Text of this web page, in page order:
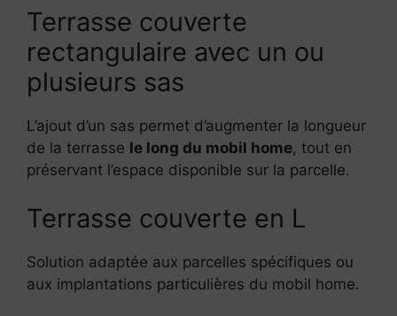
Terrasse couverte
rectangulaire avec un ou
plusieurs sas
L’ajout d’un sas permet d’augmenter la longueur
de la terrasse le long du mobil home, tout en
préservant l’espace disponible sur la parcelle.
Terrasse couverte en L
Solution adaptée aux parcelles spécifiques ou
aux implantations particulières du mobil home.